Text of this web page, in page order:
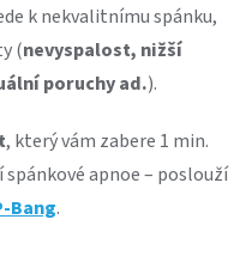
k nekvalitnímu spánku,
(nevyspalost, nižší
poruchy ad.).
, který vám zabere 1 min.
apnoe – poslouží
Bang.